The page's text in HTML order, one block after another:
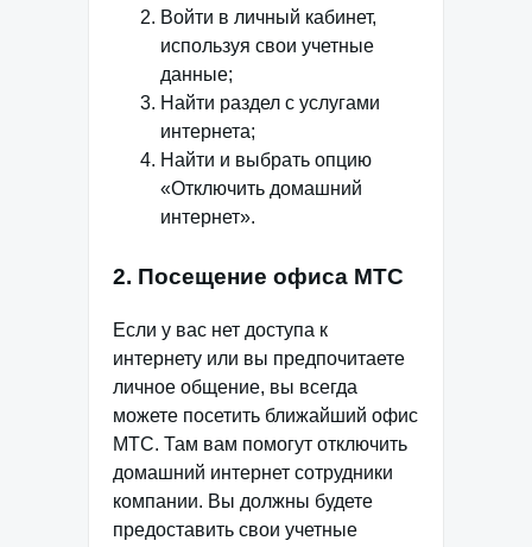
Войти в личный кабинет,
используя свои учетные
данные;
Найти раздел с услугами
интернета;
Найти и выбрать опцию
«Отключить домашний
интернет».
2. Посещение офиса МТС
Если у вас нет доступа к
интернету или вы предпочитаете
личное общение, вы всегда
можете посетить ближайший офис
МТС. Там вам помогут отключить
домашний интернет сотрудники
компании. Вы должны будете
предоставить свои учетные